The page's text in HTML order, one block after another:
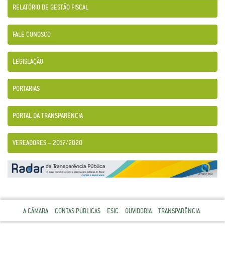
RELATÓRIO DE GESTÃO FISCAL
FALE CONOSCO
LEGISLAÇÃO
PORTARIAS
PORTAL DA TRANSPARÊNCIA
VEREADORES – 2017/2020
A CÂMARA CONTAS PÚBLICAS ESIC OUVIDORIA TRANSPARÊNCIA